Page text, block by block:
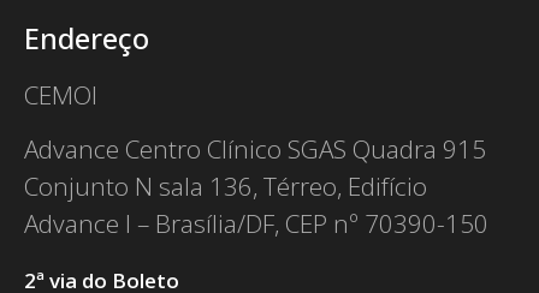
Endereço
CEMOI
Advance Centro Clínico SGAS Quadra 915
Conjunto N sala 136, Térreo, Edifício
Advance I – Brasília/DF, CEP nº 70390-150
2ª via do Boleto